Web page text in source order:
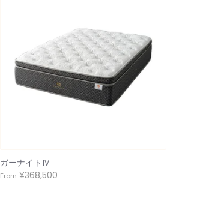
ガーナイトⅣ
From ¥368,500